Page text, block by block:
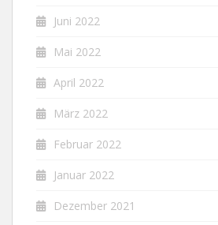
Juni 2022
Mai 2022
April 2022
März 2022
Februar 2022
Januar 2022
Dezember 2021